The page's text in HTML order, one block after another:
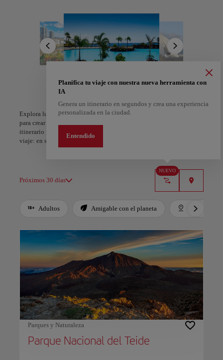
Otros puntos de interés son el Auditorio de Tenerife, el Puerto
Marítimo y el mercado de Nuestra Señora de África.
Explora lugares, experiencias y marca con el corazón tus favoritos
para crear tu ruta y compartirla. ¿Quieres más ideas? Obtén un
itinerario personalizado según tus intereses y la duración de tu
viaje: en sólo dos pasos y descargable en Google Maps.
Próximos 30 días
NUEVO
Planifica tu viaje con nuestra nueva herramienta con
IA
Genera un itinerario en segundos y crea una experiencia
personalizada en la ciudad.
Entendido
Adultos Amigable con el planeta
Destacados
Parques y Naturaleza
Parque Nacional del Teide